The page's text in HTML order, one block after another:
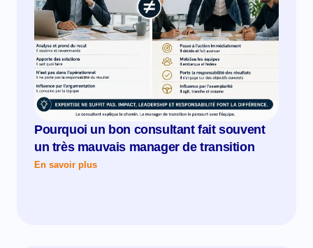
Pourquoi un bon consultant fait souvent
un très mauvais manager de transition
En savoir plus